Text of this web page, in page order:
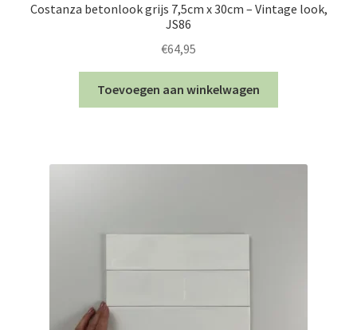
Costanza betonlook grijs 7,5cm x 30cm – Vintage look,
JS86
€64,95
Toevoegen aan winkelwagen